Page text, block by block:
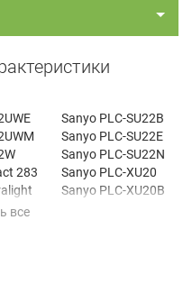
283
Sanyo PLC-SU22B
Sanyo PLC-SU22E
Sanyo PLC-SU22N
Sanyo PLC-XU20
Sanyo PLC-XU20B